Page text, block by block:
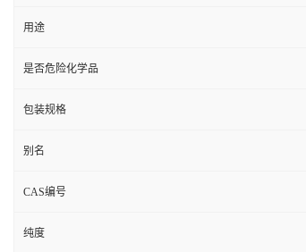
用途
是否危险化学品
包装规格
别名
CAS编号
纯度